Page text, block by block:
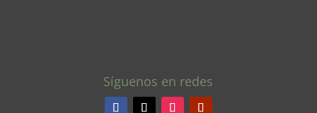
Síguenos en redes